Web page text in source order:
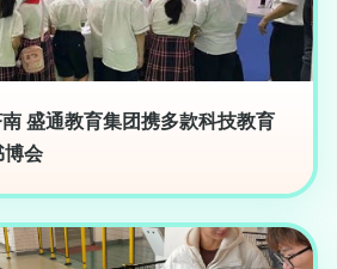
盛通教育集团携多款科技教育
博会